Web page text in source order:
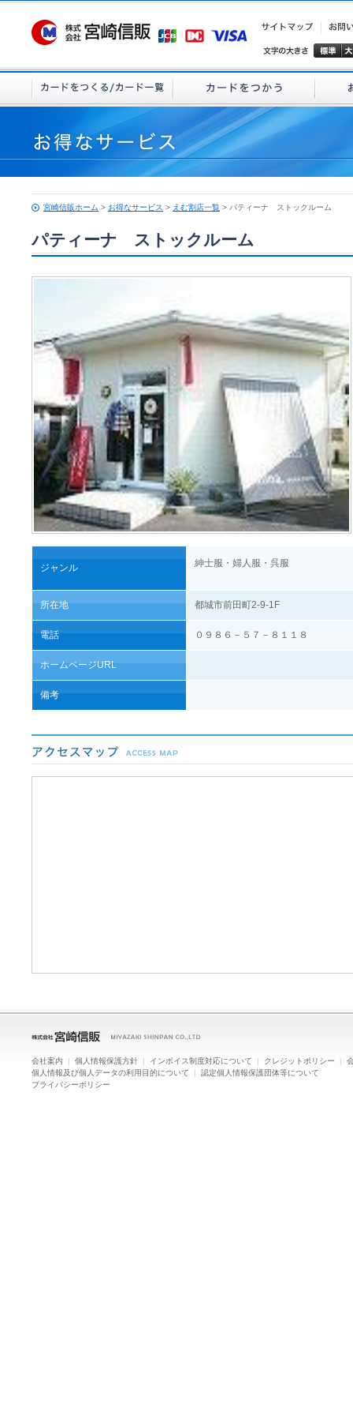
宮崎信販ホーム > お得なサービス > えむ割店一覧 > パティーナ ストックルーム
パティーナ ストックルーム
ジャンル 紳士服・婦人服・呉服
所在地 都城市前田町2-9-1F
電話 ０９８６－５７－８１１８
ホームページURL
備考
会社案内 | 個人情報保護方針 | インボイス制度対応について | クレジットポリシー |
個人情報及び個人データの利用目的について | 認定個人情報保護団体等について
プライバシーポリシー